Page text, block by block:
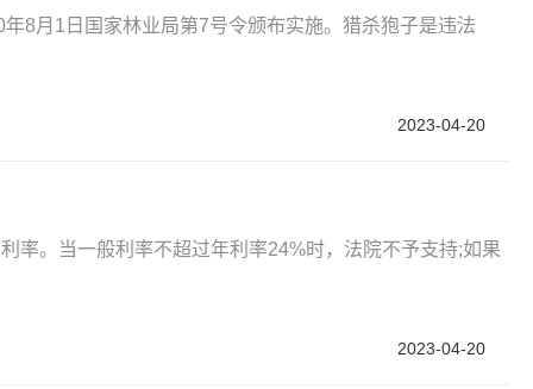
8月1日国家林业局第7号令颁布实施。猎杀狍子是违法
2023-04-20
率。当一般利率不超过年利率24%时，法院不予支持;如果
2023-04-20